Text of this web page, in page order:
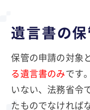
遺言書の
保管の申請の対象
る遺言書のみです
いない、法務省令
たものでなければ